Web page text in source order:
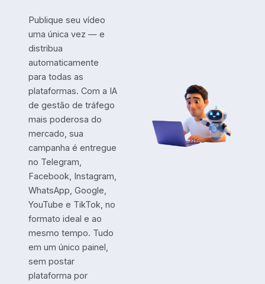
Publique seu vídeo
uma única vez — e
distribua
automaticamente
para todas as
plataformas. Com a IA
de gestão de tráfego
mais poderosa do
mercado, sua
campanha é entregue
no Telegram,
Facebook, Instagram,
WhatsApp, Google,
YouTube e TikTok, no
formato ideal e ao
mesmo tempo. Tudo
em um único painel,
sem postar
plataforma por